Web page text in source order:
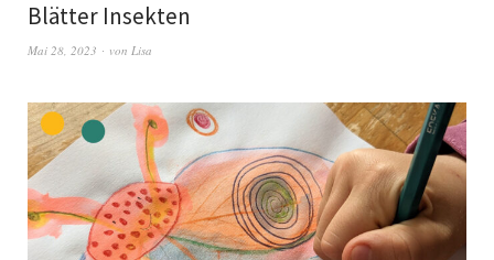
Blätter Insekten
Mai 28, 2023 von Lisa